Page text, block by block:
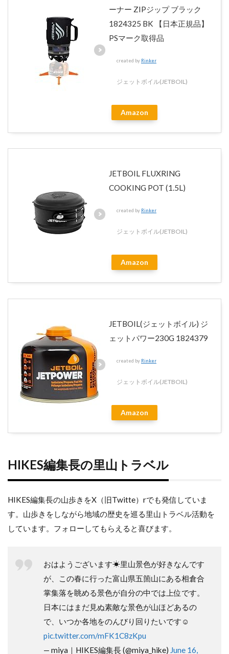
ーナー ZIPジップ ブラック
1824325 BK 【日本正規品】
PSマーク取得品
created by Rinker
ジェットボイル(JETBOIL)
Amazon
JETBOIL FLUXRING
COOKING POT (1.5L)
created by Rinker
ジェットボイル(JETBOIL)
Amazon
JETBOIL(ジェットボイル) ジ
ェットパワー230G 1824379
created by Rinker
ジェットボイル(JETBOIL)
Amazon
HIKES編集長の里山トラベル
HIKES編集長の山歩きをX（旧Twitte）rでも発信していま
す。山歩きをしながら地域の歴史を巡る里山トラベル活動を
しています。フォローしてもらえると喜びます。
おはようございます☀里山景色が好きなんです
が、この春に行った富山県五箇山にある相倉合
掌集落を眺める景色が自分の中では上位です。
日本にはまだ見ぬ素敵な景色が山ほどあるの
で、いつか各地をのんびり回りたいです☺
pic.twitter.com/mFK1C8zKpu
— miya｜HIKES編集長 (@miya_hike) June 16,